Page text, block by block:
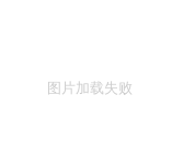
图片加载失败